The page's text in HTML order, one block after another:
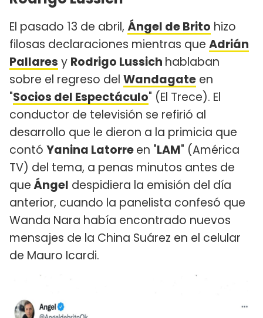
El pasado 13 de abril, Ángel de Brito hizo
filosas declaraciones mientras que Adrián
Pallares y Rodrigo Lussich hablaban
sobre el regreso del Wandagate en
"Socios del Espectáculo" (El Trece). El
conductor de televisión se refirió al
desarrollo que le dieron a la primicia que
contó Yanina Latorreen "LAM" (América
TV) del tema, a penas minutos antes de
queÁngel despidiera la emisión del día
anterior, cuando la panelista confesó que
Wanda Nara había encontrado nuevos
mensajes de la China Suárez en el celular
de Mauro Icardi.